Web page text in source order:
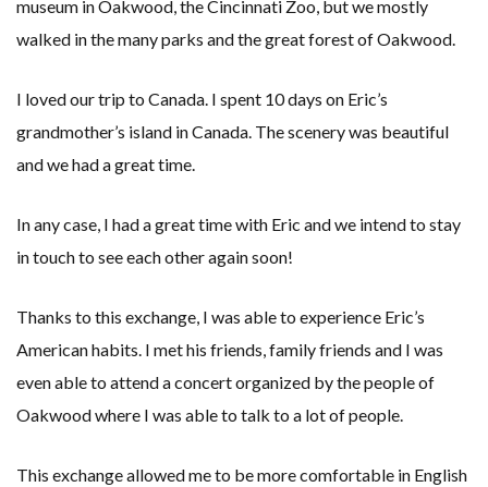
museum in Oakwood, the Cincinnati Zoo, but we mostly
walked in the many parks and the great forest of Oakwood.
I loved our trip to Canada. I spent 10 days on Eric’s
grandmother’s island in Canada. The scenery was beautiful
and we had a great time.
In any case, I had a great time with Eric and we intend to stay
in touch to see each other again soon!
Thanks to this exchange, I was able to experience Eric’s
American habits. I met his friends, family friends and I was
even able to attend a concert organized by the people of
Oakwood where I was able to talk to a lot of people.
This exchange allowed me to be more comfortable in English